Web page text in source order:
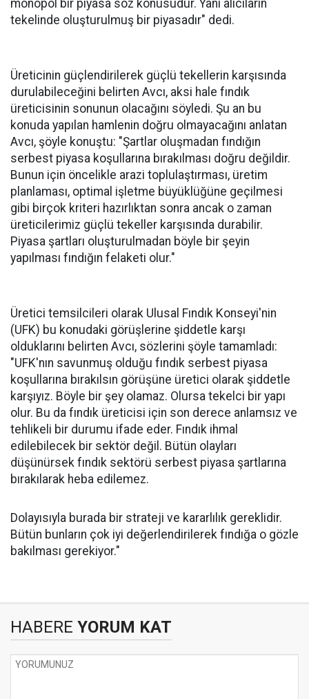
monopol bir piyasa söz konusudur. Yani alıcıların
tekelinde oluşturulmuş bir piyasadır" dedi.
Üreticinin güçlendirilerek güçlü tekellerin karşısında
durulabileceğini belirten Avcı, aksi hale fındık
üreticisinin sonunun olacağını söyledi. Şu an bu
konuda yapılan hamlenin doğru olmayacağını anlatan
Avcı, şöyle konuştu: "Şartlar oluşmadan fındığın
serbest piyasa koşullarına bırakılması doğru değildir.
Bunun için öncelikle arazi toplulaştırması, üretim
planlaması, optimal işletme büyüklüğüne geçilmesi
gibi birçok kriteri hazırlıktan sonra ancak o zaman
üreticilerimiz güçlü tekeller karşısında durabilir.
Piyasa şartları oluşturulmadan böyle bir şeyin
yapılması fındığın felaketi olur."
Üretici temsilcileri olarak Ulusal Fındık Konseyi'nin
(UFK) bu konudaki görüşlerine şiddetle karşı
olduklarını belirten Avcı, sözlerini şöyle tamamladı:
"UFK'nın savunmuş olduğu fındık serbest piyasa
koşullarına bırakılsın görüşüne üretici olarak şiddetle
karşıyız. Böyle bir şey olamaz. Olursa tekelci bir yapı
olur. Bu da fındık üreticisi için son derece anlamsız ve
tehlikeli bir durumu ifade eder. Fındık ihmal
edilebilecek bir sektör değil. Bütün olayları
düşünürsek fındık sektörü serbest piyasa şartlarına
bırakılarak heba edilemez.
Dolayısıyla burada bir strateji ve kararlılık gereklidir.
Bütün bunların çok iyi değerlendirilerek fındığa o gözle
bakılması gerekiyor."
HABERE YORUM KAT